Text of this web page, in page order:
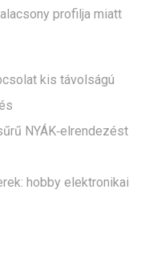
profilja miatt
kis távolságú
NYÁK‑elrendezést
hobby elektronikai